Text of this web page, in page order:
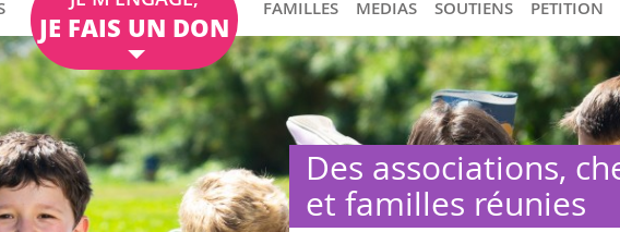
JE FAIS UN DON
FAMILLES MEDIAS SOUTIENS PETITION
Des associations,
et familles réunies